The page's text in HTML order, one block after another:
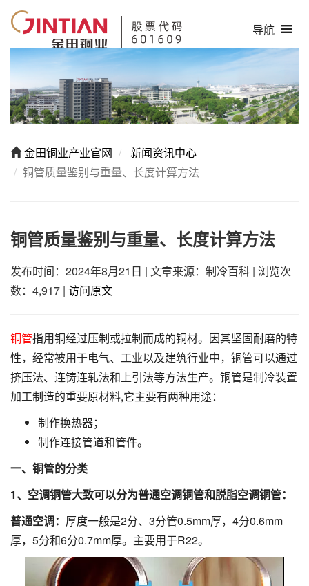
导航
金田铜业产业官网
新闻资讯中心
铜管质量鉴别与重量、长度计算方法
铜管质量鉴别与重量、长度计算方法
发布时间：2024年8月21日 | 文章来源：制冷百科 | 浏览次
数：4,917 | 访问原文
铜管指用铜经过压制或拉制而成的铜材。因其坚固耐磨的特
性，经常被用于电气、工业以及建筑行业中，铜管可以通过
挤压法、连铸连轧法和上引法等方法生产。铜管是制冷装置
加工制造的重要原材料,它主要有两种用途：
制作换热器；
制作连接管道和管件。
一、铜管的分类
1、空调铜管大致可以分为普通空调铜管和脱脂空调铜管：
普通空调： 厚度一般是2分、3分管0.5mm厚，4分0.6mm
厚，5分和6分0.7mm厚。主要用于R22。